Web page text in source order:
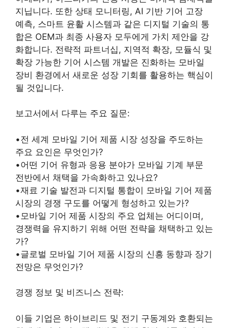
지닙니다. 또한 상태 모니터링, AI 기반 기어 고장
예측, 스마트 윤활 시스템과 같은 디지털 기술의 통
합은 OEM과 최종 사용자 모두에게 가치 제안을 강
화합니다. 전략적 파트너십, 지역적 확장, 모듈식 및
확장 가능한 기어 시스템 개발은 진화하는 모바일
장비 환경에서 새로운 성장 기회를 활용하는 핵심이
될 것입니다.
보고서에서 다루는 주요 질문:
•전 세계 모바일 기어 제품 시장 성장을 주도하는
주요 요인은 무엇인가?
•어떤 기어 유형과 응용 분야가 모바일 기계 부문
전반에서 채택을 가속화하고 있나요?
•재료 기술 발전과 디지털 통합이 모바일 기어 제품
시장의 경쟁 구도를 어떻게 형성하고 있는가?
•모바일 기어 제품 시장의 주요 업체는 어디이며,
경쟁력을 유지하기 위해 어떤 전략을 채택하고 있는
가?
•글로벌 모바일 기어 제품 시장의 신흥 동향과 장기
전망은 무엇인가?
경쟁 정보 및 비즈니스 전략:
이들 기업은 하이브리드 및 전기 구동계와 호환되는